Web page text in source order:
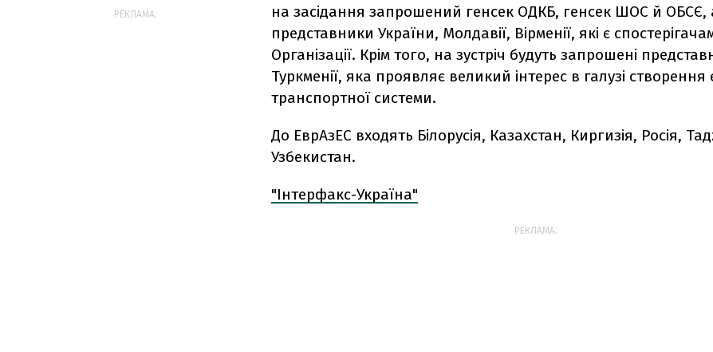
на засідання запрошений генсек ОДКБ, генсек ШОС й ОБСЄ,
представники України, Молдавії, Вірменії, які є
Організації. Крім того, на зустріч будуть запрошені
Туркменії, яка проявляє великий інтерес в галузі створення
транспортної системи.
До ЕврАзЕС входять Білорусія, Казахстан, Киргизія, Росія,
Узбекистан.
"Інтерфакс-Україна"
РЕКЛАМА:
РЕКЛАМА: